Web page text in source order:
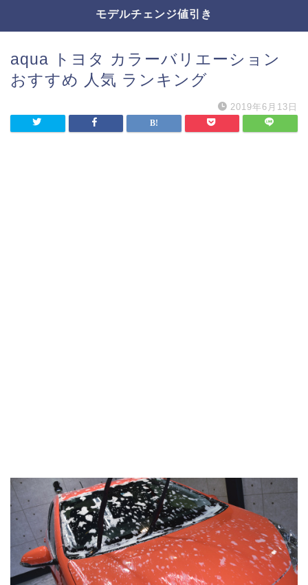
モデルチェンジ値引き
aqua トヨタ カラーバリエーション
おすすめ 人気 ランキング
2019年6月13日